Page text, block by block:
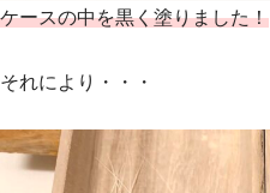
ケースの中を黒く塗りました！
それにより・・・